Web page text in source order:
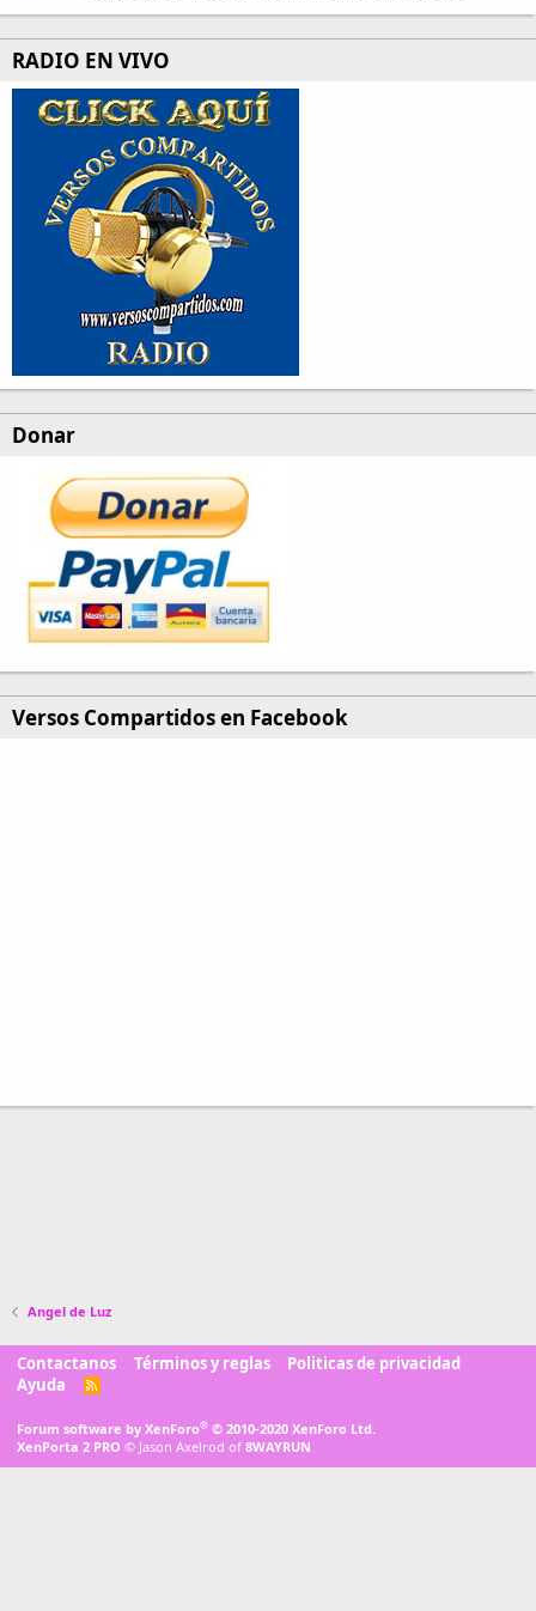
RADIO EN VIVO
Donar
Versos Compartidos en Facebook
Angel de Luz
Contactanos Términos y reglas
Politicas de privacidad
Ayuda
R
Forum software by XenForo® © 2010-2020 XenForo Ltd.
XenPorta 2 PRO © Jason Axelrod of 8WAYRUN